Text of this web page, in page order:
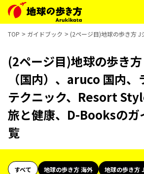
TOP ガイドブック (2ページ目)地球の歩き方
(2ページ目)地球の歩き
（国内）、aruco 国内
テクニック、Resort
旅と健康、D-Booksのガ
覧
すべて 地球の歩き方 海外
地球の歩き方